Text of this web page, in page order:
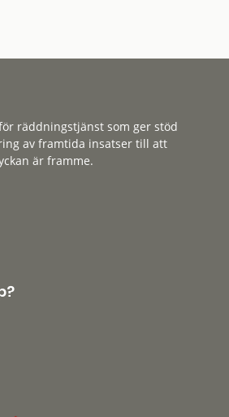
räddningstjänst som ger stöd
av framtida insatser till att
är framme.